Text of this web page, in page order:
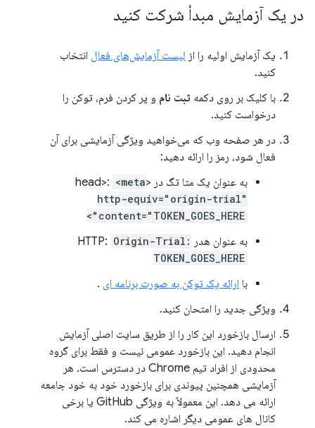
در یک آزمایش مبدأ شرکت کنید
یک آزمایش اولیه را از لیست آزمایش‌های فعال انتخاب
کنید.
با کلیک بر روی دکمه ثبت نام و پر کردن فرم، توکن را
درخواست کنید.
در هر صفحه وب که می‌خواهید ویژگی آزمایشی برای آن
فعال شود، رمز را ارائه دهید:
به عنوان یک متا تگ در <head>:<meta
http-equiv="origin-trial"
content="TOKEN_GOES_HERE">
به عنوان هدر HTTP: Origin-Trial:
TOKEN_GOES_HERE
با ارائه یک توکن به صورت برنامه ای .
ویژگی جدید را امتحان کنید.
ارسال بازخورد این کار را از طریق سایت اصلی آزمایش
انجام دهید. این بازخورد عمومی نیست و فقط برای گروه
محدودی از افراد تیم Chrome در دسترس است. هر
آزمایشی همچنین پیوندی برای بازخورد خود به خود جامعه
ارائه می دهد. این معمولاً به ویژگی GitHub یا برخی
کانال های عمومی دیگر اشاره می کند.